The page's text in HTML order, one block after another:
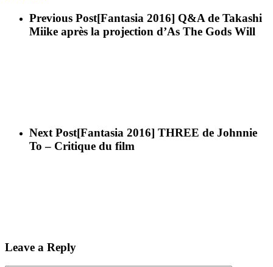
Previous Post[Fantasia 2016] Q&A de Takashi
Miike après la projection d’As The Gods Will
Next Post[Fantasia 2016] THREE de Johnnie
To – Critique du film
Leave a Reply